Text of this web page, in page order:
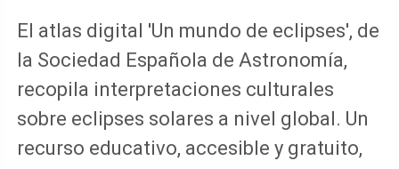
El atlas digital 'Un mundo de eclipses', de
la Sociedad Española de Astronomía,
recopila interpretaciones culturales
sobre eclipses solares a nivel global. Un
recurso educativo, accesible y gratuito,